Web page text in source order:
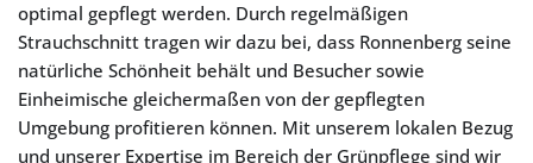
optimal gepflegt werden. Durch regelmäßigen
Strauchschnitt tragen wir dazu bei, dass Ronnenberg seine
natürliche Schönheit behält und Besucher sowie
Einheimische gleichermaßen von der gepflegten
Umgebung profitieren können. Mit unserem lokalen Bezug
und unserer Expertise im Bereich der Grünpflege sind wir